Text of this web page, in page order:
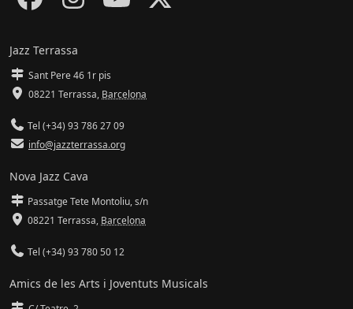
Jazz Terrassa
Sant Pere 46 1r pis
08221 Terrassa, Barcelona
Tel (+34) 93 786 27 09
info@jazzterrassa.org
Nova Jazz Cava
Passatge Tete Montoliu, s/n
08221 Terrassa, Barcelona
Tel (+34) 93 780 50 12
Amics de les Arts i Joventuts Musicals